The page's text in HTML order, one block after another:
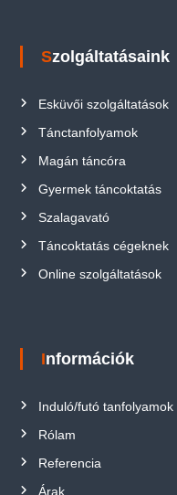
Szolgáltatásaink
Esküvői szolgáltatások
Tánctanfolyamok
Magán táncóra
Gyermek táncoktatás
Szalagavató
Táncoktatás cégeknek
Online szolgáltatások
Információk
Induló/futó tanfolyamok
Rólam
Referencia
Árak